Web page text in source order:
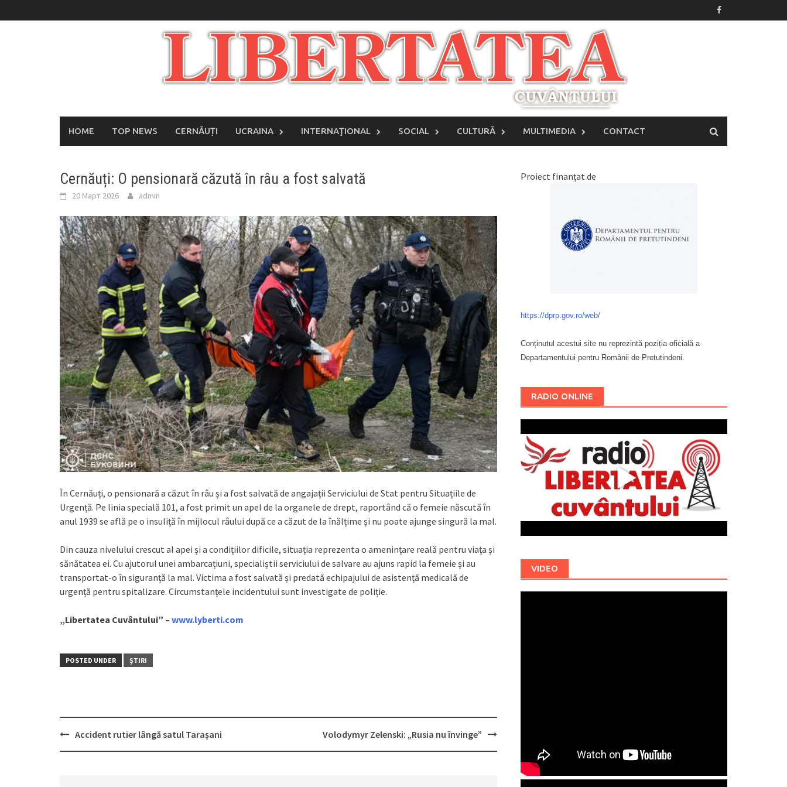
to
HOME TOP NEWS CERNĂUȚI UCRAINA INTERNAŢIONAL SOCIAL CULTURĂ MULTIMEDIA CONTACT
Cernăuți: O pensionară căzută în râu a fost salvată
20 Март 2026 admin
În Cernăuți, o pensionară a căzut în râu și a fost salvată de angajații Serviciului de Stat pentru Situațiile de
Urgență. Pe linia specială 101, a fost primit un apel de la organele de drept, raportând că o femeie născută în
anul 1939 se află pe o insuliță în mijlocul râului după ce a căzut de la înălțime și nu poate ajunge singură la mal.
Din cauza nivelului crescut al apei și a condițiilor dificile, situația reprezenta o amenințare reală pentru viața și
sănătatea ei. Cu ajutorul unei ambarcațiuni, specialiștii serviciului de salvare au ajuns rapid la femeie și au
transportat-o în siguranță la mal. Victima a fost salvată și predată echipajului de asistență medicală de
urgență pentru spitalizare. Circumstanțele incidentului sunt investigate de poliție.
„Libertatea Cuvântului” – www.lyberti.com
POSTED UNDER ȘTIRI
Post
Accident rutier lângă satul Tarașani Volodymyr Zelenski: „Rusia nu învinge”
Proiect finanțat de
https://dprp.gov.ro/web/
Conținutul acestui site nu reprezintă poziția oficială a
Departamentului pentru Românii de Pretutindeni.
RADIO ONLINE
VIDEO